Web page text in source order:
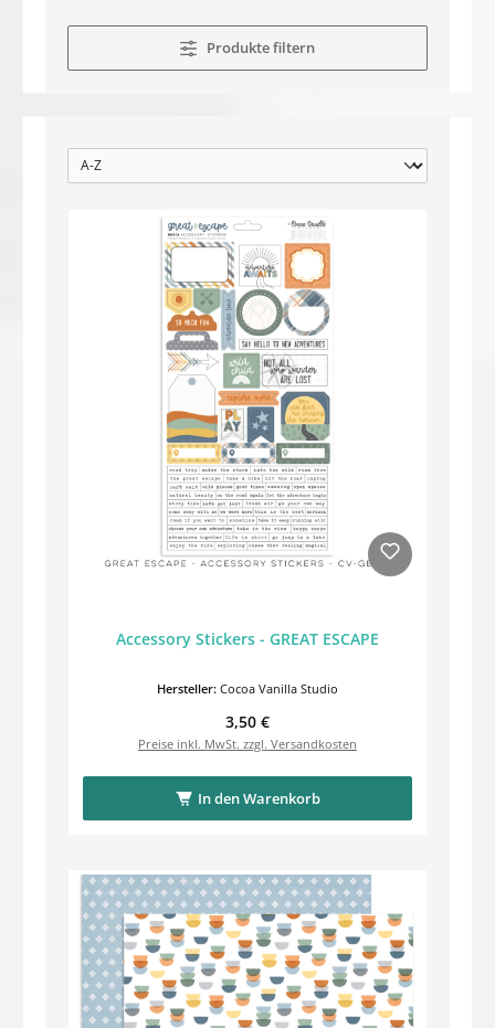
Produkte filtern
Accessory Stickers - GREAT ESCAPE
Hersteller: Cocoa Vanilla Studio
Regulärer Preis:
3,50 €
Preise inkl. MwSt. zzgl. Versandkosten
In den Warenkorb